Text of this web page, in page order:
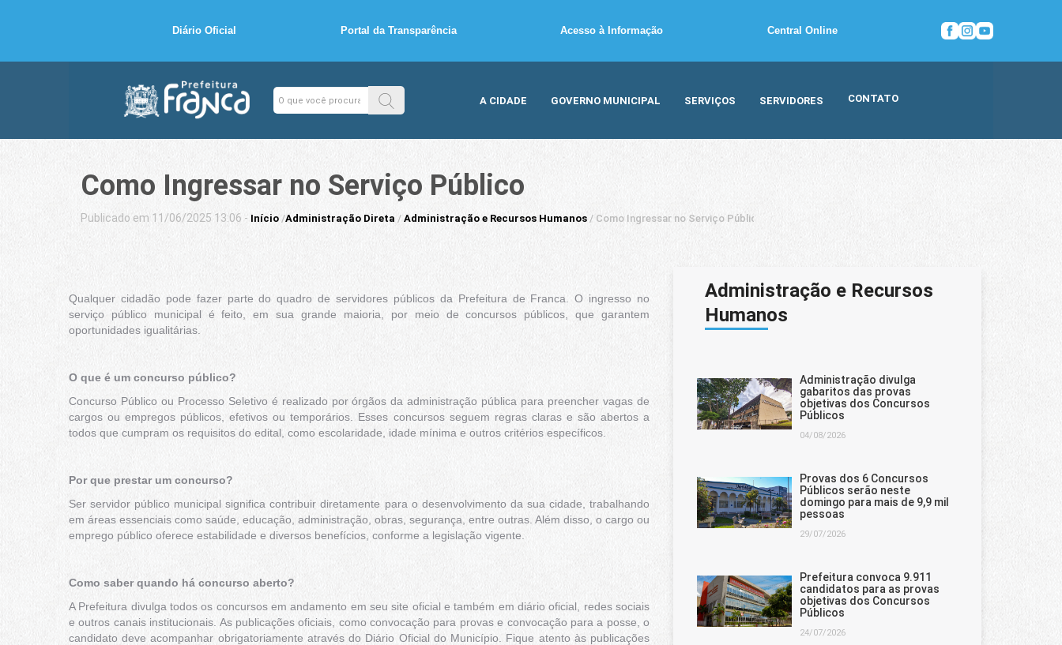
Diário Oficial Portal da Transparência Acesso à Informação Central Online
A CIDADE GOVERNO MUNICIPAL SERVIÇOS SERVIDORES CONTATO
Como Ingressar no Serviço Público
Publicado em 11/06/2025 13:06 - Início /Administração Direta / Administração e Recursos Humanos / Como Ingressar no Serviço Público
Qualquer cidadão pode fazer parte do quadro de servidores públicos da Prefeitura de Franca. O ingresso no
serviço público municipal é feito, em sua grande maioria, por meio de concursos públicos, que garantem
oportunidades igualitárias.
O que é um concurso público?
Concurso Público ou Processo Seletivo é realizado por órgãos da administração pública para preencher vagas de
cargos ou empregos públicos, efetivos ou temporários. Esses concursos seguem regras claras e são abertos a
todos que cumpram os requisitos do edital, como escolaridade, idade mínima e outros critérios específicos.
Por que prestar um concurso?
Ser servidor público municipal significa contribuir diretamente para o desenvolvimento da sua cidade, trabalhando
em áreas essenciais como saúde, educação, administração, obras, segurança, entre outras. Além disso, o cargo ou
emprego público oferece estabilidade e diversos benefícios, conforme a legislação vigente.
Como saber quando há concurso aberto?
A Prefeitura divulga todos os concursos em andamento em seu site oficial e também em diário oficial, redes sociais
e outros canais institucionais. As publicações oficiais, como convocação para provas e convocação para a posse, o
candidato deve acompanhar obrigatoriamente através do Diário Oficial do Município. Fique atento às publicações
Administração e Recursos
Humanos
Administração divulga
gabaritos das provas
objetivas dos Concursos
Públicos
04/08/2026
Provas dos 6 Concursos
Públicos serão neste
domingo para mais de 9,9 mil
pessoas
29/07/2026
Prefeitura convoca 9.911
candidatos para as provas
objetivas dos Concursos
Públicos
24/07/2026